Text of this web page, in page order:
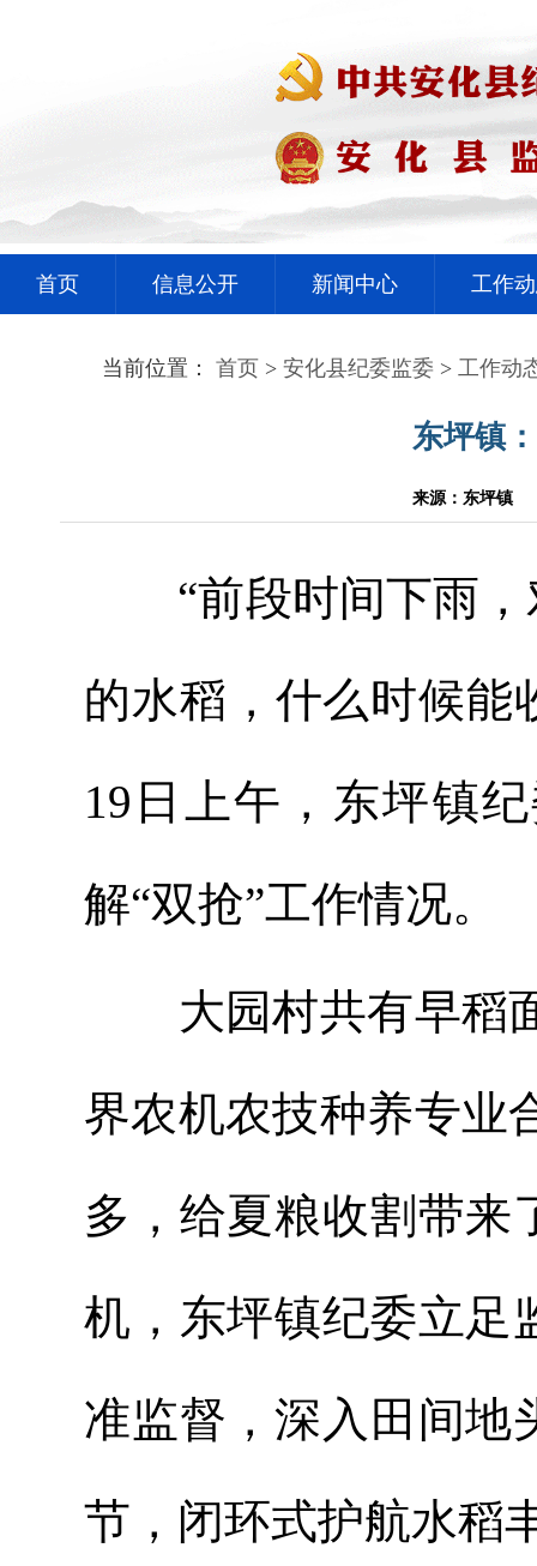
首页 信息公开 新闻中心 工作
当前位置： 首页 > 安化县纪委监委 > 工作动
东坪镇
来源：东坪镇
“前段时间下雨，
的水稻，什么时候能
19日上午，东坪镇
解“双抢”工作情况。
大园村共有早稻面
界农机农技种养专业
多，给夏粮收割带来
机，东坪镇纪委立足
准监督，深入田间地
节，闭环式护航水稻